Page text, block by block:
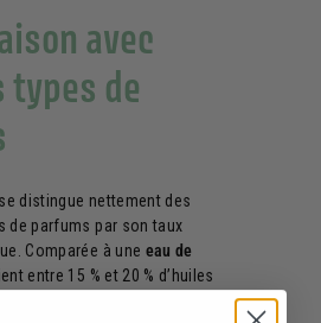
avec
de
distingue nettement des
de parfums par son taux
Comparée à une eau de
entre 15 % et 20 % d’huiles